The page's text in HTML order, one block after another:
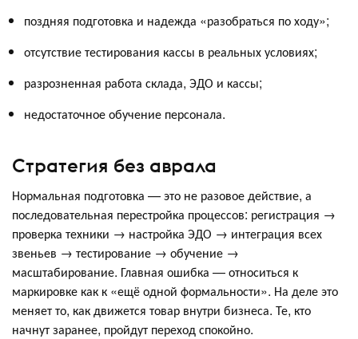
поздняя подготовка и надежда «разобраться по ходу»;
отсутствие тестирования кассы в реальных условиях;
разрозненная работа склада, ЭДО и кассы;
недостаточное обучение персонала.
Стратегия без аврала
Нормальная подготовка — это не разовое действие, а
последовательная перестройка процессов: регистрация →
проверка техники → настройка ЭДО → интеграция всех
звеньев → тестирование → обучение →
масштабирование. Главная ошибка — относиться к
маркировке как к «ещё одной формальности». На деле это
меняет то, как движется товар внутри бизнеса. Те, кто
начнут заранее, пройдут переход спокойно.